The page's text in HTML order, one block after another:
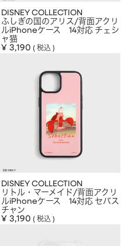
DISNEY COLLECTION
ふしぎの国のアリス/背面アクリ
ルiPhoneケース 14対応 チェシ
ャ猫
¥ 3,190 税込
DISNEY COLLECTION
リトル・マーメイド/背面アクリ
ルiPhoneケース 14対応 セバス
チャン
¥ 3,190 税込